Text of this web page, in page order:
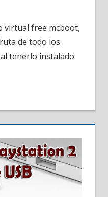
virtual free mcboot,
de todo los
tenerlo instalado.